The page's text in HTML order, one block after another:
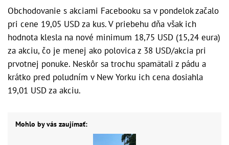
Obchodovanie s akciami Facebooku sa v pondelok začalo
pri cene 19,05 USD za kus. V priebehu dňa však ich
hodnota klesla na nové minimum 18,75 USD (15,24 eura)
za akciu, čo je menej ako polovica z 38 USD/akcia pri
prvotnej ponuke. Neskôr sa trochu spamätali z pádu a
krátko pred poludním v New Yorku ich cena dosiahla
19,01 USD za akciu.
Mohlo by vás zaujímať: